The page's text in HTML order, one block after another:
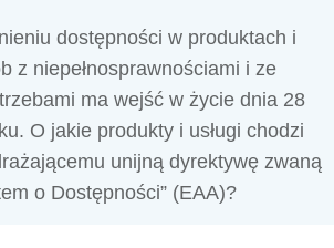
dostępności w produktach i
z niepełnosprawnościami i ze
ma wejść w życie dnia 28
O jakie produkty i usługi chodzi
unijną dyrektywę zwaną
o Dostępności” (EAA)?